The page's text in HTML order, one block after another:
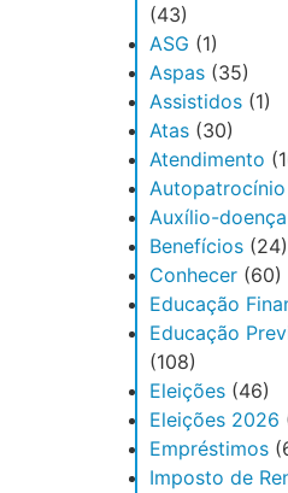
(43)
ASG (1)
Aspas (35)
Assistidos (1)
Atas (30)
Atendimento
Autopatrocínio
Auxílio-doença
Benefícios (24)
Conhecer (60)
Educação
Educação
(108)
Eleições (46)
Eleições 2026
Empréstimos
Imposto de